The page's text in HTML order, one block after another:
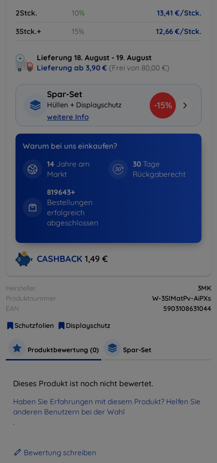
2Stck.
10%
13,41 €/Stck.
3Stck.+
15% 12,66 €/Stck.
Lieferung 18. August - 19. August
Lieferung ab 3,90 € (Frei von 80,00 €)
Spar-Set
Hüllen + Displayschutz
weitere Info
-15%
Warum bei uns einkaufen?
14Jahre am
Markt
30 Tage
Rückgaberecht
819643+
Bestellungen
erfolgreich
abgeschlossen
CASHBACK 1,49 €
Hersteller
3MK
Produktnummer
W-3SlMatPv-AiPXs
EAN
5903108631044
Schutzfolien
Displayschutz
Produktbewertung (0) Spar-Set
Dieses Produkt ist noch nicht bewertet.
Haben Sie Erfahrungen mit diesem Produkt? Helfen Sie
anderen Benutzern bei der Wahl
.
Bewertung schreiben